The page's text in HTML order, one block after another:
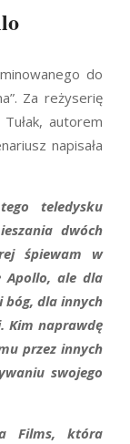
do
Za reżyserię
autorem
napisała
teledysku
dwóch
śpiewam w
Apollo, ale dla
bóg, dla innych
Kim naprawdę
przez innych
swojego
Films, która